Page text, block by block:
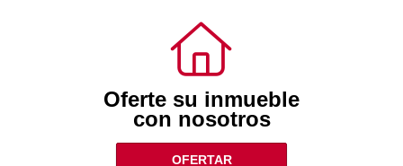
Oferte su inmueble
con nosotros
OFERTAR